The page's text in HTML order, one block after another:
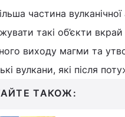
частина
такі об’єкти
виходу магми та
вулкани, які після
ТАКОЖ: